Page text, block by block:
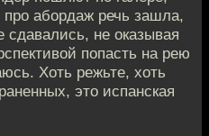
абордаж речь зашла,
сдавались, не оказывая
попасть на рею
Хоть режьте, хоть
это испанская